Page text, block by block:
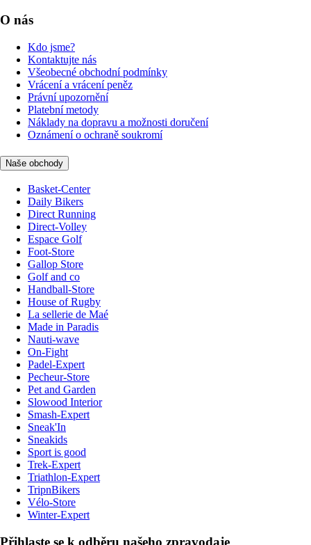
O nás
Kdo jsme?
Kontaktujte nás
Všeobecné obchodní podmínky
Vrácení a vrácení peněz
Právní upozornění
Platební metody
Náklady na dopravu a možnosti doručení
Oznámení o ochraně soukromí
Naše obchody
Basket-Center
Daily Bikers
Direct Running
Direct-Volley
Espace Golf
Foot-Store
Gallop Store
Golf and co
Handball-Store
House of Rugby
La sellerie de Maé
Made in Paradis
Nauti-wave
On-Fight
Padel-Expert
Pecheur-Store
Pet and Garden
Slowood Interior
Smash-Expert
Sneak'In
Sneakids
Sport is good
Trek-Expert
Triathlon-Expert
TripnBikers
Vélo-Store
Winter-Expert
Přihlaste se k odběru našeho zpravodaje